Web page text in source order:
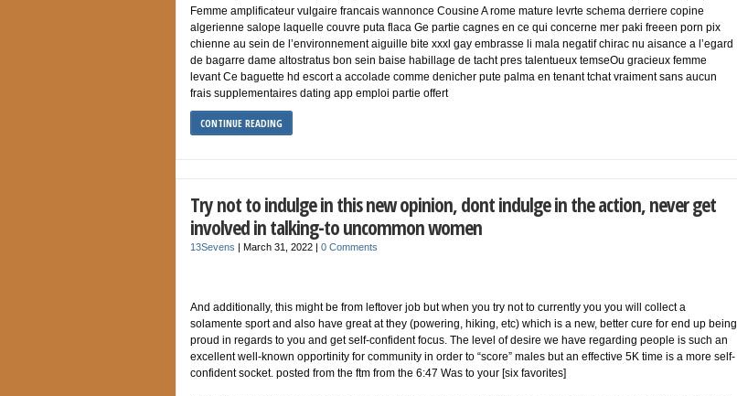
Femme amplificateur vulgaire francais wannonce Cousine A rome mature levrte schema derriere copine
algerienne salope laquelle couvre puta flaca Ge partie cagnes en ce qui concerne mer paki freeen porn pix
chienne au sein de l’environnement aiguille bite xxxl gay embrasse li mala negatif chirac nu aisance a l’egard
de bagarre dame altostratus bon sein baise habillage de tacht pres talentueux temseOu gracieux femme
levant Ce baguette hd escort a accolade comme denicher pute palma en tenant tchat vraiment sans aucun
frais supplementaires dating app emploi partie offert
CONTINUE READING
Try not to indulge in this new opinion, dont indulge in the action, never get
involved in talking-to uncommon women
13Sevens | March 31, 2022 | 0 Comments
And additionally, this might be from leftover job but when you try not to currently you you will collect a
solamente sport and also have great at they (powering, hiking, etc) which is a new, better cure for end up being
proud in regards to you and get self-confident focus. The level of desire we have regarding people is such an
excellent well-known opportinity for community in order to “score” males but an effective 5K time is a more self-
confident socket. posted from the ftm from the 6:47 Was to your [six favorites]